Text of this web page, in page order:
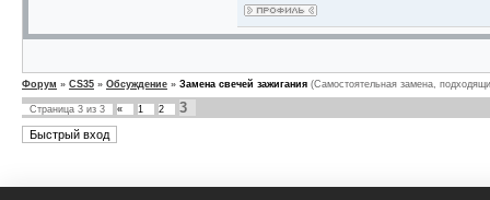
Форум » CS35 » Обсуждение » Замена свечей зажигания (Самостоятельная замена,
Страница 3 из 3 « 1 2 3